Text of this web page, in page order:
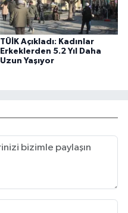
TÜİK Açıkladı: Kadınlar
Erkeklerden 5.2 Yıl Daha
Uzun Yaşıyor